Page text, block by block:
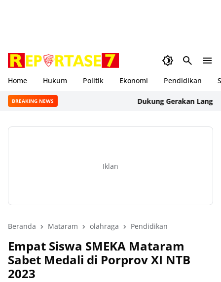
Home Hukum Politik Ekonomi Pendidikan
BREAKING NEWS Dukung Gerakan Langit
Iklan
Beranda Mataram olahraga Pendidikan
Empat Siswa SMEKA Mataram
Sabet Medali di Porprov XI NTB
2023